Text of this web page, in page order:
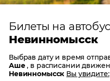
Оплата и доставка
Возврат билетов
Заказ автобуса
Билеты на
Невинномысск
Выбрав дату и время
Аше, в расписании
Невинномысск Вы увидите: